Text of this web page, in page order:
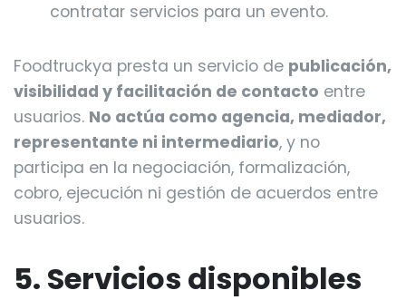
contratar servicios para un evento.
Foodtruckya presta un servicio de publicación,
visibilidad y facilitación de contacto entre
usuarios. No actúa como agencia, mediador,
representante ni intermediario, y no
participa en la negociación, formalización,
cobro, ejecución ni gestión de acuerdos entre
usuarios.
5. Servicios disponibles